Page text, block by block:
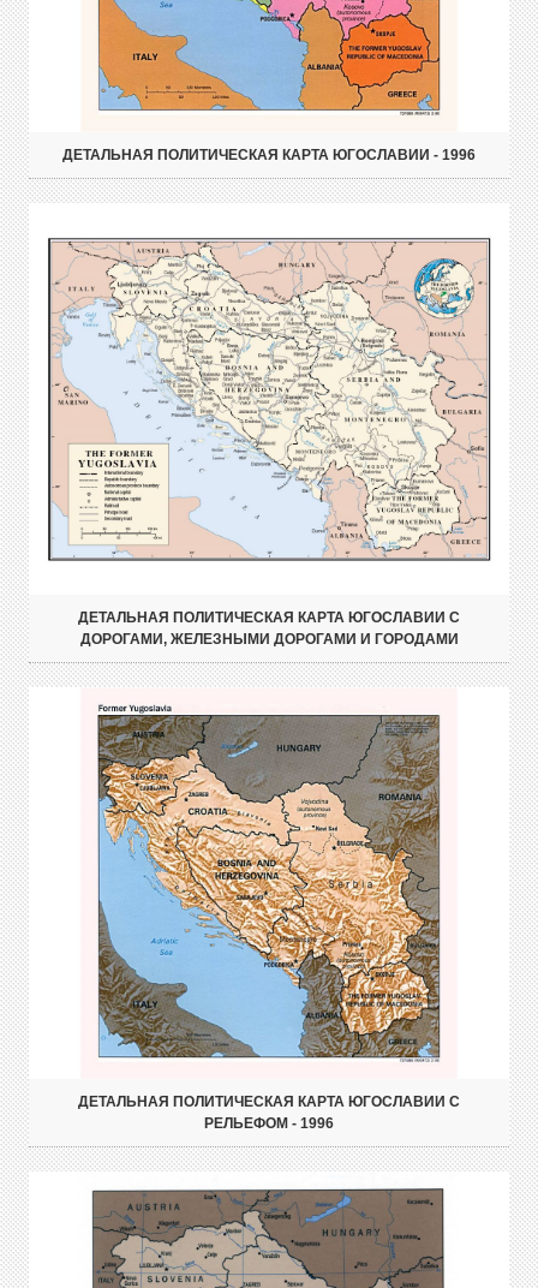
ДЕТАЛЬНАЯ ПОЛИТИЧЕСКАЯ КАРТА ЮГОСЛАВИИ - 1996
ДЕТАЛЬНАЯ ПОЛИТИЧЕСКАЯ КАРТА ЮГОСЛАВИИ С
ДОРОГАМИ, ЖЕЛЕЗНЫМИ ДОРОГАМИ И ГОРОДАМИ
ДЕТАЛЬНАЯ ПОЛИТИЧЕСКАЯ КАРТА ЮГОСЛАВИИ С
РЕЛЬЕФОМ - 1996